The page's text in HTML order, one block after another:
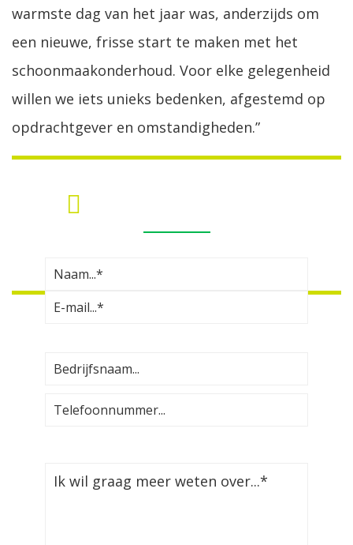
warmste dag van het jaar was, anderzijds om
een nieuwe, frisse start te maken met het
schoonmaakonderhoud. Voor elke gelegenheid
willen we iets unieks bedenken, afgestemd op
opdrachtgever en omstandigheden.”